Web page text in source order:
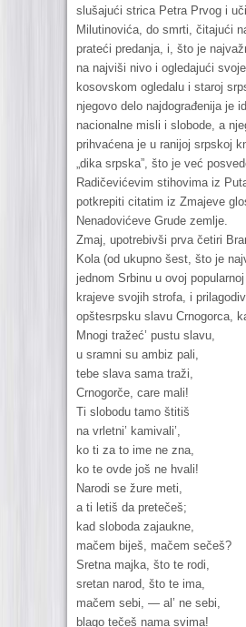
slušajući strica Petra Prvog i
Milutinovića, do smrti, čitajući
prateći predanja, i, što je
na najviši nivo i ogledajući
kosovskom ogledalu i staroj
njegovo delo najdograđenija je
nacionalne misli i slobode, a
prihvaćena je u ranijoj srpskoj
„dika srpska”, što je već
Radičevićevim stihovima iz
potkrepiti citatim iz Zmajeve
Nenadovićeve Grude zemlje.
Zmaj, upotrebivši prva četiri
Kola (od ukupno šest, što je
jednom Srbinu u ovoj
krajeve svojih strofa, i
opštesrpsku slavu Crnogorca,
Mnogi tražeć’ pustu slavu,
u sramni su ambiz pali,
tebe slava sama traži,
Crnogorče, care mali!
Ti slobodu tamo štitiš
na vrletni’ kamivali’,
ko ti za to ime ne zna,
ko te ovde još ne hvali!
Narodi se žure meti,
a ti letiš da pretečeš;
kad sloboda zajaukne,
mačem biješ, mačem sečeš?
Sretna majka, što te rodi,
sretan narod, što te ima,
mačem sebi, — al’ ne sebi,
blago tečeš nama svima!